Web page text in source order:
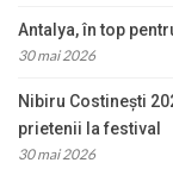
Antalya, în top
30 mai 2026
Nibiru Costinești
prietenii la festival
30 mai 2026